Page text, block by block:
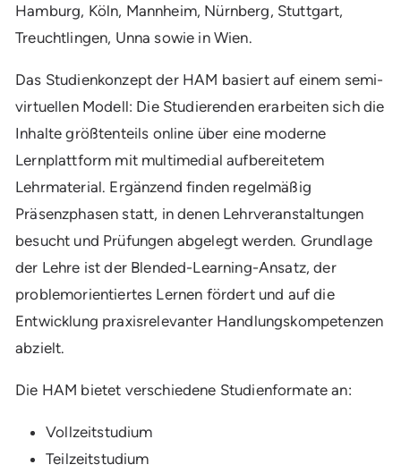
Hamburg, Köln, Mannheim, Nürnberg, Stuttgart,
Treuchtlingen, Unna sowie in Wien.
Das Studienkonzept der HAM basiert auf einem semi-
virtuellen Modell: Die Studierenden erarbeiten sich die
Inhalte größtenteils online über eine moderne
Lernplattform mit multimedial aufbereitetem
Lehrmaterial. Ergänzend finden regelmäßig
Präsenzphasen statt, in denen Lehrveranstaltungen
besucht und Prüfungen abgelegt werden. Grundlage
der Lehre ist der Blended-Learning-Ansatz, der
problemorientiertes Lernen fördert und auf die
Entwicklung praxisrelevanter Handlungskompetenzen
abzielt.
Die HAM bietet verschiedene Studienformate an:
Vollzeitstudium
Teilzeitstudium